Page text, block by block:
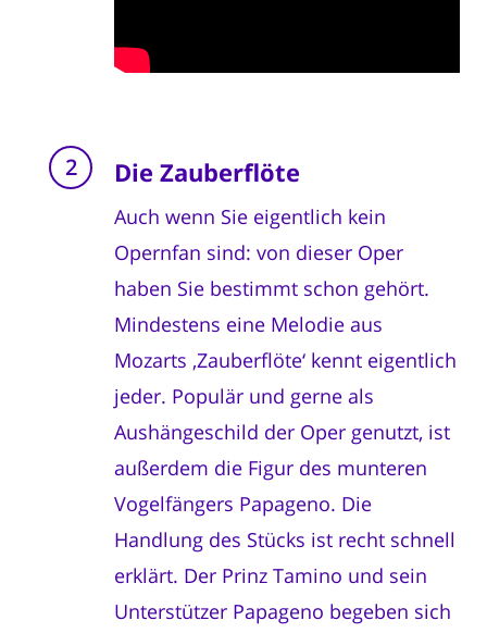
Die Zauberflöte
Auch wenn Sie eigentlich kein
Opernfan sind: von dieser Oper
haben Sie bestimmt schon gehört.
Mindestens eine Melodie aus
Mozarts ‚Zauberflöte‘ kennt eigentlich
jeder. Populär und gerne als
Aushängeschild der Oper genutzt, ist
außerdem die Figur des munteren
Vogelfängers Papageno. Die
Handlung des Stücks ist recht schnell
erklärt. Der Prinz Tamino und sein
Unterstützer Papageno begeben sich